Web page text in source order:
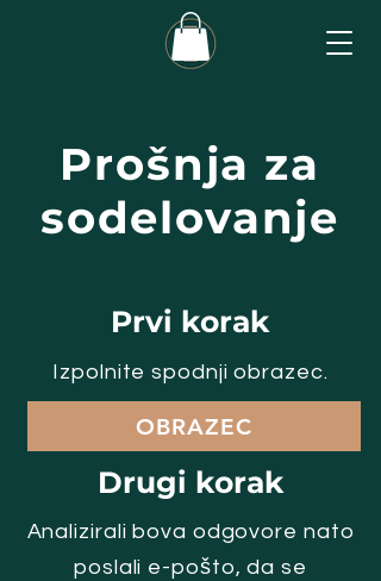
Prošnja za
sodelovanje
Prvi korak
Izpolnite spodnji obrazec.
OBRAZEC
Drugi korak
Analizirali bova odgovore nato
poslali e-pošto, da se